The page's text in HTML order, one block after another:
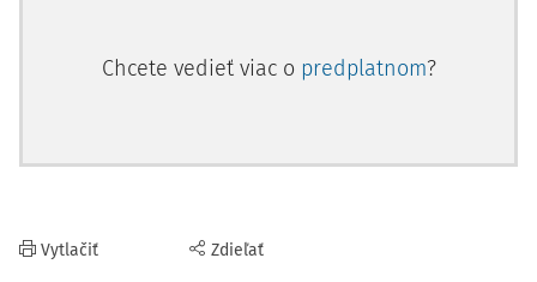
Chcete vedieť viac o predplatnom?
Vytlačiť Zdieľať